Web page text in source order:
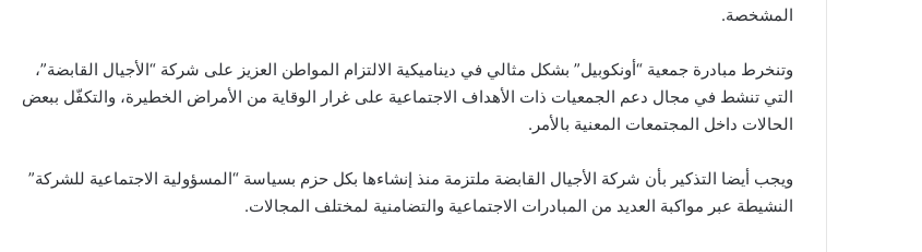
المشخصة.
وتنخرط مبادرة جمعية “أونكوبيل” بشكل مثالي في ديناميكية الالتزام المواطن العزيز على شركة “الأجيال القابضة”،
التي تنشط في مجال دعم الجمعيات ذات الأهداف الاجتماعية على غرار الوقاية من الأمراض الخطيرة، والتكفّل ببعض
الحالات داخل المجتمعات المعنية بالأمر.
ويجب أيضا التذكير بأن شركة الأجيال القابضة ملتزمة منذ إنشاءها بكل حزم بسياسة “المسؤولية الاجتماعية للشركة”
النشيطة عبر مواكبة العديد من المبادرات الاجتماعية والتضامنية لمختلف المجالات.